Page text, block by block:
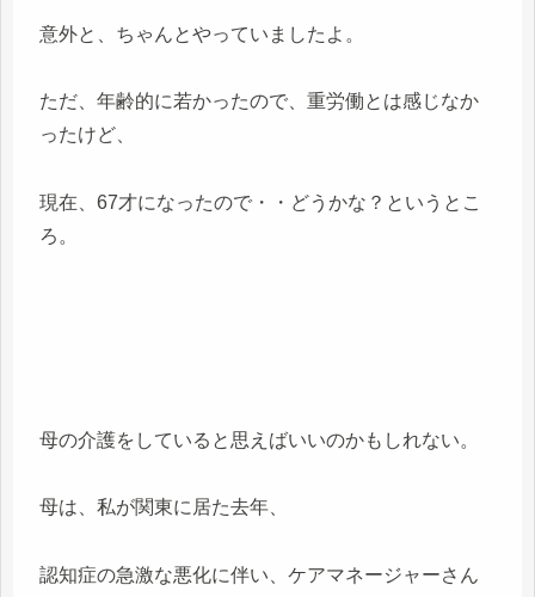
意外と、ちゃんとやっていましたよ。
ただ、年齢的に若かったので、重労働とは感じなか
ったけど、
現在、67才になったので・・どうかな？というとこ
ろ。
母の介護をしていると思えばいいのかもしれない。
母は、私が関東に居た去年、
認知症の急激な悪化に伴い、ケアマネージャーさん